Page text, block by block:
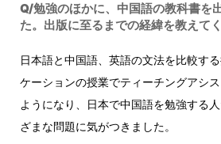
Q/勉強のほかに、中国語の教科書を
た。出版に至るまでの経緯を教えてく
日本語と中国語、英語の文法を比較す
ケーションの授業でティーチングアシ
ようになり、日本で中国語を勉強する
ざまな問題に気がつきました。